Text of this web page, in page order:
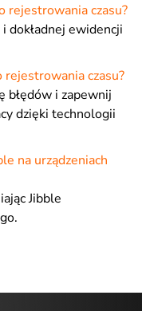
rejestrowania czasu?
dokładnej ewidencji
rejestrowania czasu?
błędów i zapewnij
dzięki technologii
na urządzeniach
Jibble